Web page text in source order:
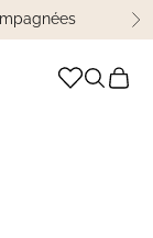
Ouvrir la
Voir